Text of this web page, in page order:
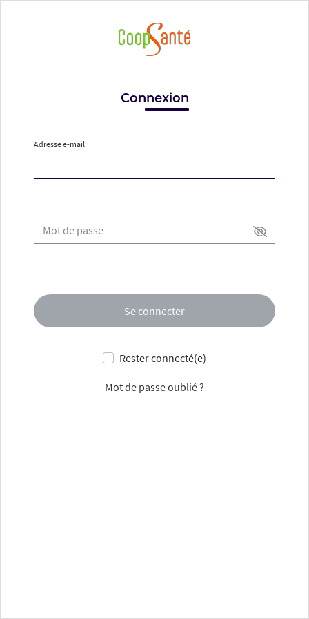
Connexion
Adresse e-mail
Mot de passe
Se connecter
Rester connecté(e)
Mot de passe oublié ?